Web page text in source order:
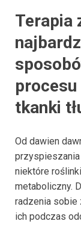
Terapia
procesu
tkanki
Od dawien
przyspieszania
niektóre
metaboliczny.
radzenia sobie
ich podczas